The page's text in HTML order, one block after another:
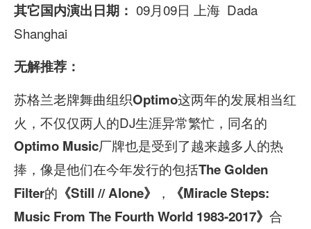
其它国内演出日期： 09月09日 上海 Dada
Shanghai
无解推荐：
苏格兰老牌舞曲组织Optimo这两年的发展相当红
火，不仅仅两人的DJ生涯异常繁忙，同名的
Optimo Music厂牌也是受到了越来越多人的热
捧，像是他们在今年发行的包括The Golden
Filter的 《Still // Alone》 ，
《Miracle Steps:
Music From The Fourth World 1983-2017》 合